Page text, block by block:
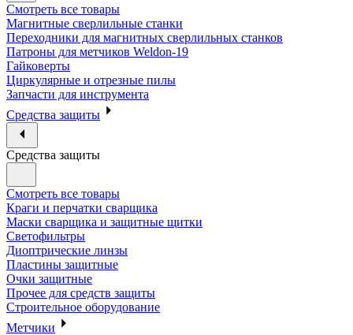
Смотреть все товары
Магнитные сверлильные станки
Переходники для магнитных сверлильных станков
Патроны для метчиков Weldon-19
Гайковерты
Циркулярные и отрезные пилы
Запчасти для инструмента
Средства защиты
Средства защиты
Смотреть все товары
Краги и перчатки сварщика
Маски сварщика и защитные щитки
Светофильтры
Диоптрические линзы
Пластины защитные
Очки защитные
Прочее для средств защиты
Строительное оборудование
Метчики